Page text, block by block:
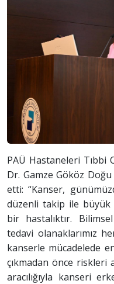
PAÜ Hastaneleri Tıbbi
Dr. Gamze Gököz Doğu
etti: “Kanser,
düzenli takip ile büyük
bir hastalıktır.
tedavi olanaklarımız
kanserle mücadelede
çıkmadan önce riskleri
aracılığıyla kanseri